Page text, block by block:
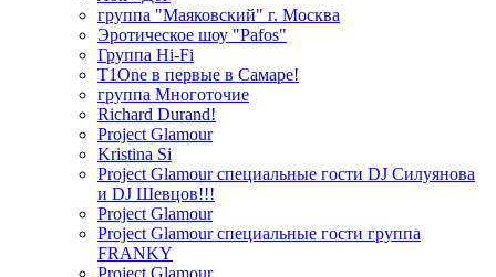
группа "Маяковский" г. Москва
Эротическое шоу "Pafos"
Группа Hi-Fi
T1One в первые в Самаре!
группа Многоточие
Richard Durand!
Project Glamour
Kristina Si
Project Glamour специальные гости DJ Силуянова
и DJ Шевцов!!!
Project Glamour
Project Glamour специальные гости группа
FRANKY
Project Glamour